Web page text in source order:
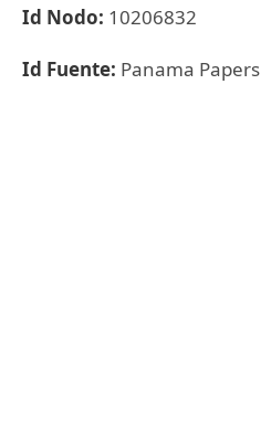
Id Nodo: 10206832
Id Fuente: Panama Papers